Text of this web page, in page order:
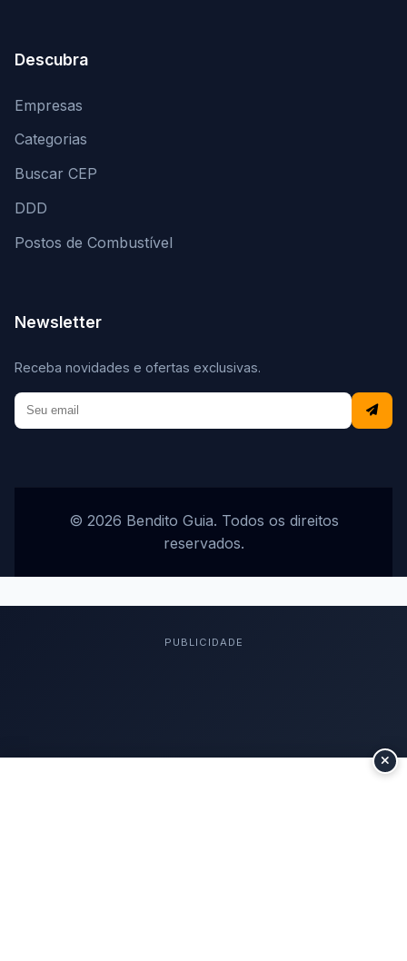
Descubra
Empresas
Categorias
Buscar CEP
DDD
Postos de Combustível
Newsletter
Receba novidades e ofertas exclusivas.
© 2026 Bendito Guia. Todos os direitos
reservados.